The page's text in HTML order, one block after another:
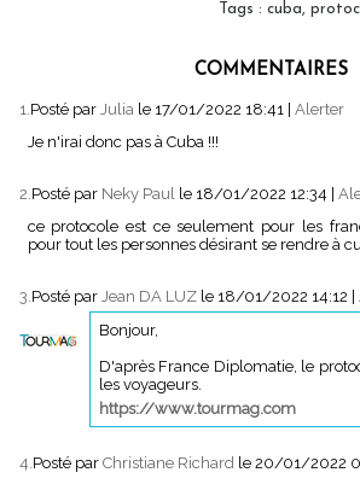
Tags : cuba,
COMMENTAIRES
1.Posté par Julia le 17/01/2022 18:41 Alerter
Je n'irai donc pas à Cuba !!!
2.Posté par Neky Paul le 18/01/2022 12:34
ce protocole est ce seulement pour les
pour tout les personnes désirant se rendre à
3.Posté par Jean DA LUZ le 18/01/2022 14:12
Bonjour,
D'après France Diplomatie, le
les voyageurs.
https://www.tourmag.com
4. Posté par Christiane Richard le 20/01/2022